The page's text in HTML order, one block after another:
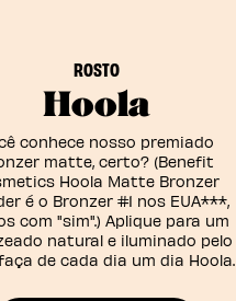
ROSTO
Hoola
conhece nosso premiado
matte, certo? (Benefit
Hoola Matte Bronzer
é o Bronzer #1 nos EUA***,
com "sim".) Aplique para um
natural e iluminado pelo
de cada dia um dia Hoola.